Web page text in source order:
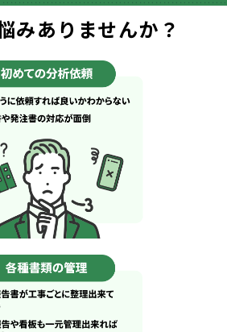
みありませんか？